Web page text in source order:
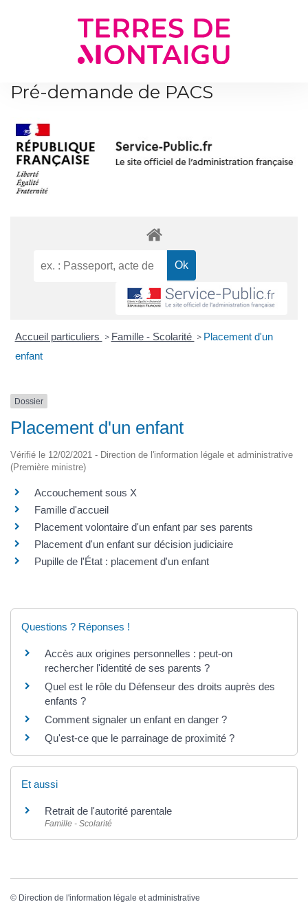
Pré-demande de PACS
Accueil particuliers > Famille - Scolarité > Placement d'un
enfant
Dossier
Placement d'un enfant
Vérifié le 12/02/2021 - Direction de l'information légale et administrative
(Première ministre)
Accouchement sous X
Famille d'accueil
Placement volontaire d'un enfant par ses parents
Placement d'un enfant sur décision judiciaire
Pupille de l'État : placement d'un enfant
Questions ? Réponses !
Accès aux origines personnelles : peut-on
rechercher l'identité de ses parents ?
Quel est le rôle du Défenseur des droits auprès des
enfants ?
Comment signaler un enfant en danger ?
Qu'est-ce que le parrainage de proximité ?
Et aussi
Retrait de l'autorité parentale
Famille - Scolarité
© Direction de l'information légale et administrative